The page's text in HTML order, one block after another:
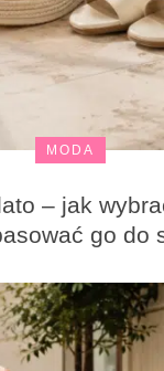
MODA
– jak
go do